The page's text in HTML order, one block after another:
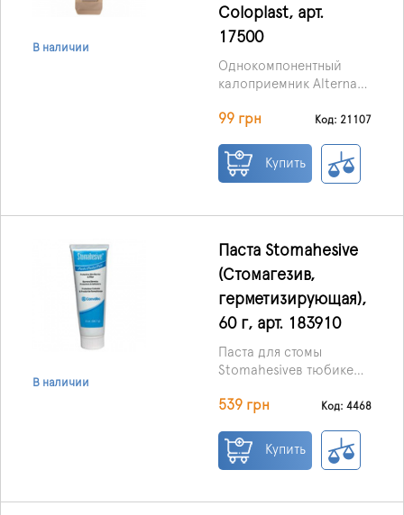
В наличии
Coloplast, арт.
17500
Однокомпонентный
калоприемник Alterna
встроенным фильтром,
застежкой на липучке.
12 – 75 мм.
99 грн Код: 21107
Купить
В наличии
Паста Stomahesive
(Стомагезив,
герметизирующая),
60 г, арт. 183910
Паста для стомы
Stomahesiveв тюбике
заполнения складок и
кожи стомы таким
образом, чтобы клей
539 грн Код: 4468
Купить